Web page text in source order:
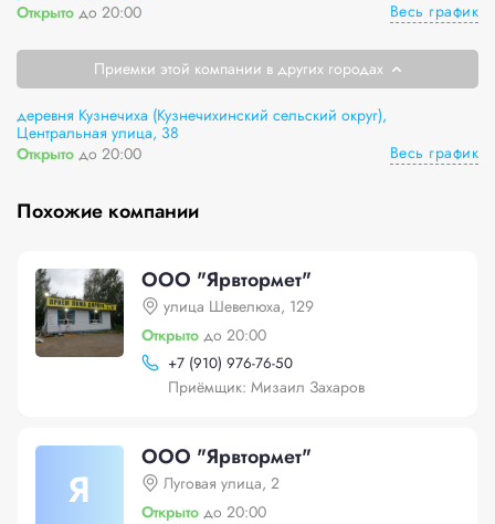
Открыто до 20:00 Весь график
Приемки этой компании в других городах
деревня Кузнечиха (Кузнечихинский сельский округ),
Центральная улица, 38
Открыто до 20:00 Весь график
Похожие компании
ООО "Ярвтормет"
улица Шевелюха, 129
Открыто до 20:00
+7 (910) 976-76-50
Приёмщик: Мизаил Захаров
Я
ООО "Ярвтормет"
Луговая улица, 2
Открыто до 20:00